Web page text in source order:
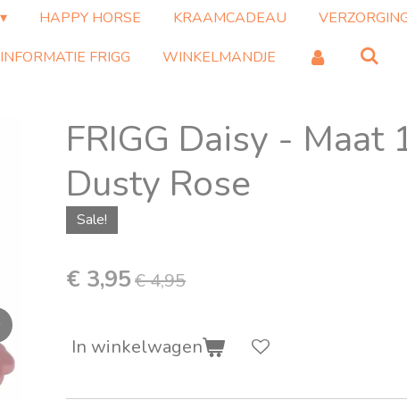
HAPPY HORSE KRAAMCADEAU
INFORMATIE FRIGG WINKELMANDJE
FRIGG Daisy - Maat
Dusty Rose
Sale!
€ 3,95€ 4,95
In winkelwagen